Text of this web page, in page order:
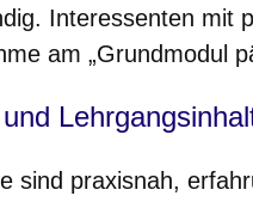
Interessenten mit
am „Grundmodul
sind praxisnah,